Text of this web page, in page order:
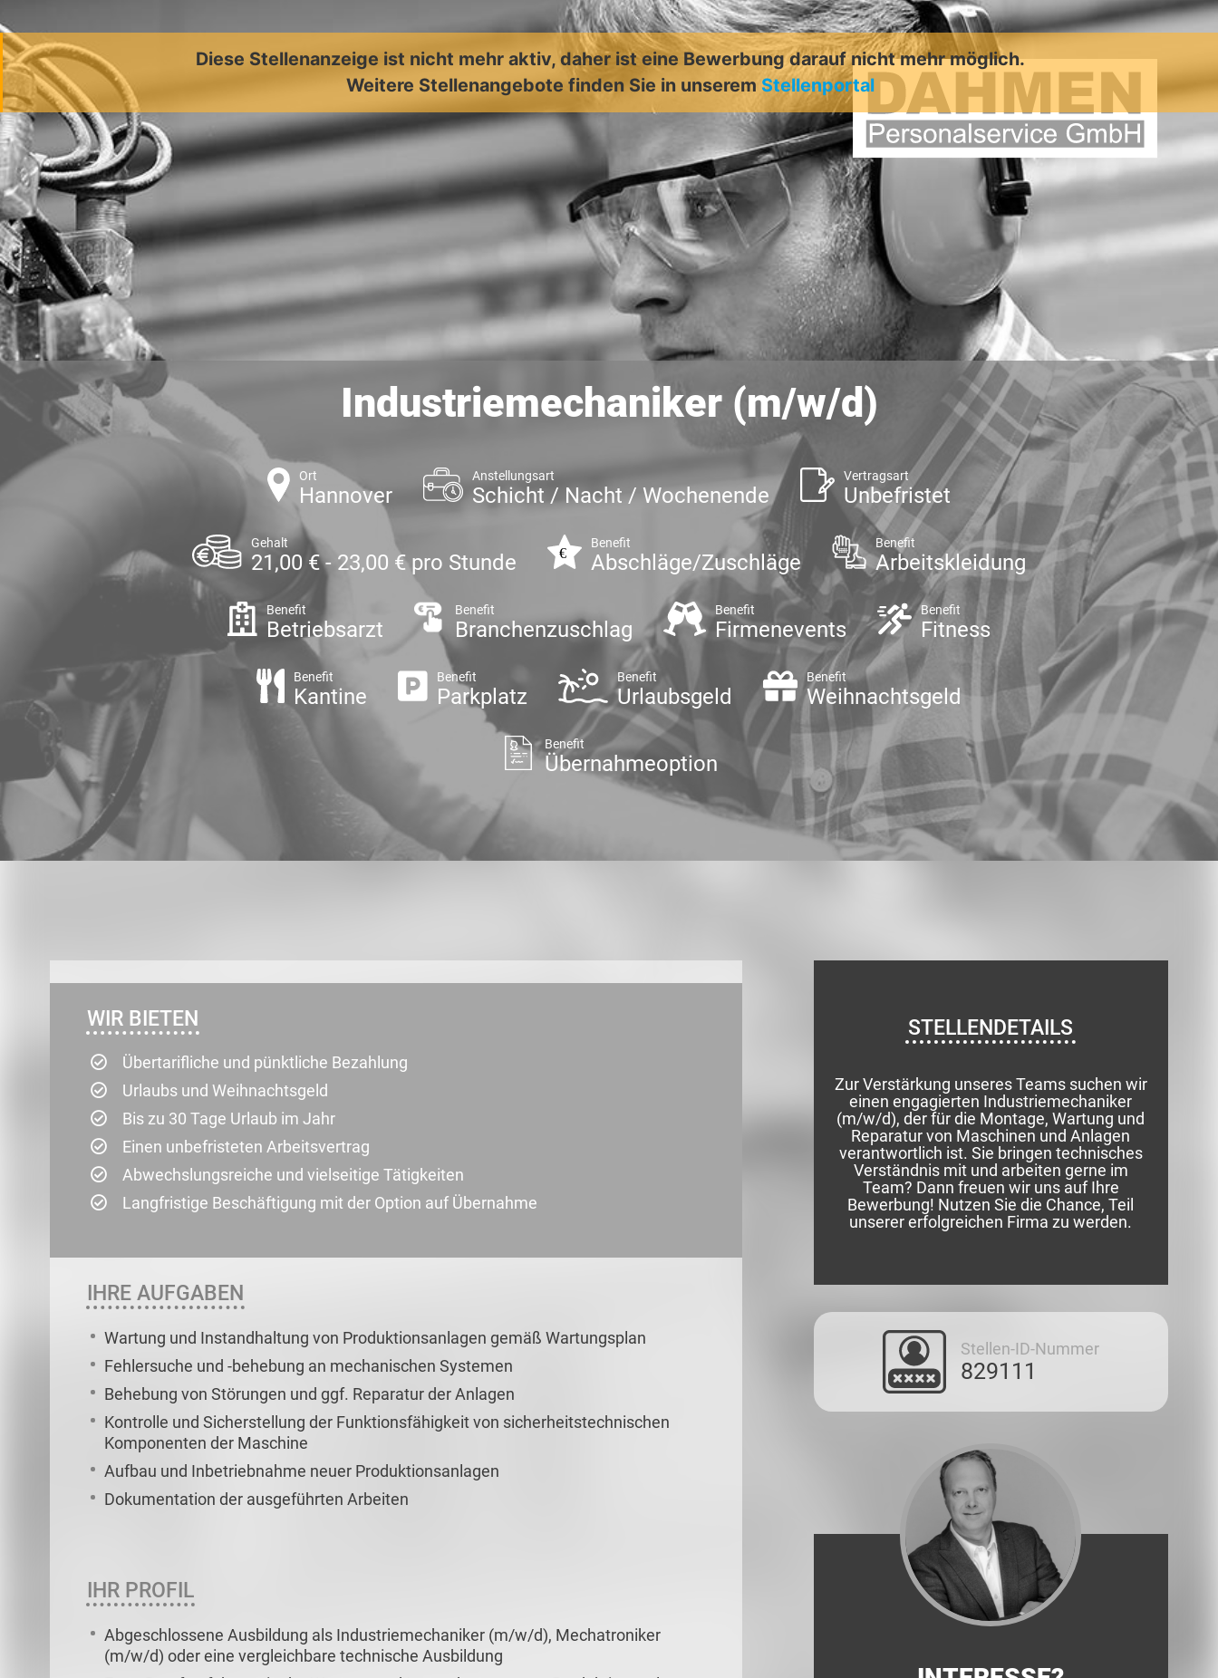
Diese Stellenanzeige ist nicht mehr aktiv, daher ist eine Bewerbung darauf nicht mehr möglich.
Weitere Stellenangebote finden Sie in unserem Stellenportal
Industriemechaniker (m/w/d)
Ort
Hannover
Anstellungsart
Schicht / Nacht / Wochenende
Vertragsart
Unbefristet
Gehalt
21,00 € - 23,00 € pro Stunde
Benefit
Abschläge/Zuschläge
Benefit
Arbeitskleidung
Benefit
Betriebsarzt
Benefit
Branchenzuschlag
Benefit
Firmenevents
Benefit
Fitness
Benefit
Kantine
Benefit
Parkplatz
Benefit
Urlaubsgeld
Benefit
Weihnachtsgeld
Benefit
Übernahmeoption
WIR BIETEN
Übertarifliche und pünktliche Bezahlung
Urlaubs und Weihnachtsgeld
Bis zu 30 Tage Urlaub im Jahr
Einen unbefristeten Arbeitsvertrag
Abwechslungsreiche und vielseitige Tätigkeiten
Langfristige Beschäftigung mit der Option auf Übernahme
IHRE AUFGABEN
Wartung und Instandhaltung von Produktionsanlagen gemäß Wartungsplan
Fehlersuche und -behebung an mechanischen Systemen
Behebung von Störungen und ggf. Reparatur der Anlagen
Kontrolle und Sicherstellung der Funktionsfähigkeit von sicherheitstechnischen
Komponenten der Maschine
Aufbau und Inbetriebnahme neuer Produktionsanlagen
Dokumentation der ausgeführten Arbeiten
IHR PROFIL
Abgeschlossene Ausbildung als Industriemechaniker (m/w/d), Mechatroniker
(m/w/d) oder eine vergleichbare technische Ausbildung
STELLENDETAILS
Zur Verstärkung unseres Teams suchen wir
einen engagierten Industriemechaniker
(m/w/d), der für die Montage, Wartung und
Reparatur von Maschinen und Anlagen
verantwortlich ist. Sie bringen technisches
Verständnis mit und arbeiten gerne im
Team? Dann freuen wir uns auf Ihre
Bewerbung! Nutzen Sie die Chance, Teil
unserer erfolgreichen Firma zu werden.
Stellen-ID-Nummer
829111